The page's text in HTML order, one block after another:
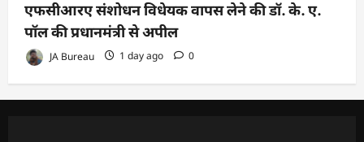
एफसीआरए संशोधन विधेयक वापस लेने की डॉ. के. ए.
पॉल की प्रधानमंत्री से अपील
JA Bureau 1 day ago 0